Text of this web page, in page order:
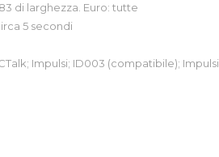
di larghezza. Euro: tutte
5 secondi
Impulsi; ID003 (compatibile); Impulsi.